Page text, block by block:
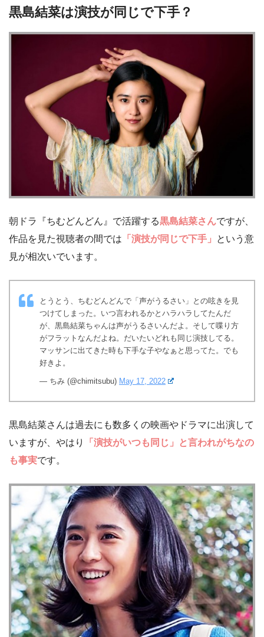
黒島結菜は演技が同じで下手？
朝ドラ『ちむどんどん』で活躍する黒島結菜さんですが、
作品を見た視聴者の間では 「演技が同じで下手」
という意
見が相次いでいます。
とうとう、ちむどんどんで「声がうるさい」との呟きを見
つけてしまった。いつ言われるかとハラハラしてたんだ
が、黒島結菜ちゃんは声がうるさいんだよ。そして喋り方
がフラットなんだよね。だいたいどれも同じ演技してる。
マッサンに出てきた時も下手な子やなぁと思ってた。でも
好きよ。
— ちみ (@chimitsubu) May 17, 2022
黒島結菜さんは過去にも数多くの映画やドラマに出演して
いますが、やはり
「演技がいつも同じ」と言われがちなの
も事実です。